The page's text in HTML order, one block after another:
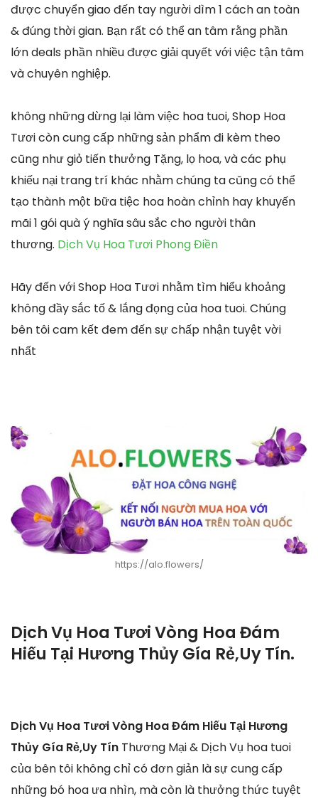
được chuyển giao đến tay người dìm 1 cách an toàn
& đúng thời gian. Bạn rất có thể an tâm rằng phần
lớn deals phần nhiều được giải quyết với việc tận tâm
và chuyên nghiệp.
không những dừng lại làm việc hoa tuoi, Shop Hoa
Tươi còn cung cấp những sản phẩm đi kèm theo
cũng như giỏ tiến thưởng Tặng, lọ hoa, và các phụ
khiếu nại trang trí khác nhằm chúng ta cũng có thể
tạo thành một bữa tiệc hoa hoàn chỉnh hay khuyến
mãi 1 gói quà ý nghĩa sâu sắc cho người thân
thương. Dịch Vụ Hoa Tươi Phong Điền
Hãy đến với Shop Hoa Tươi nhằm tìm hiểu khoảng
không đầy sắc tố & lắng đọng của hoa tuoi. Chúng
bên tôi cam kết đem đến sự chấp nhận tuyệt vời
nhất
https://alo.flowers/
Dịch Vụ Hoa Tươi Vòng Hoa Đám
Hiếu Tại Hương Thủy Gía Rẻ,Uy Tín.
Dịch Vụ Hoa Tươi Vòng Hoa Đám Hiếu Tại Hương
Thủy Gía Rẻ,Uy Tín Thương Mại & Dịch Vụ hoa tuoi
của bên tôi không chỉ có đơn giản là sự cung cấp
những bó hoa ưa nhìn, mà còn là thưởng thức tuyệt